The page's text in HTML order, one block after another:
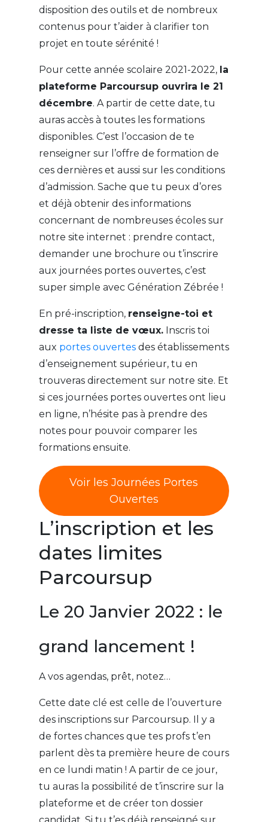
disposition des outils et de nombreux
contenus pour t’aider à clarifier ton
projet en toute sérénité !
Pour cette année scolaire 2021-2022, la
plateforme Parcoursup ouvrira le 21
décembre. A partir de cette date, tu
auras accès à toutes les formations
disponibles. C’est l’occasion de te
renseigner sur l’offre de formation de
ces dernières et aussi sur les conditions
d’admission. Sache que tu peux d’ores
et déjà obtenir des informations
concernant de nombreuses écoles sur
notre site internet : prendre contact,
demander une brochure ou t’inscrire
aux journées portes ouvertes, c’est
super simple avec Génération Zébrée !
En pré-inscription, renseigne-toi et
dresse ta liste de vœux.Inscris toi
aux portes ouvertes des établissements
d’enseignement supérieur, tu en
trouveras directement sur notre site. Et
si ces journées portes ouvertes ont lieu
en ligne, n’hésite pas à prendre des
notes pour pouvoir comparer les
formations ensuite.
Voir les Journées Portes
Ouvertes
L’inscription et les
dates limites
Parcoursup
Le 20 Janvier 2022 : le
grand lancement !
A vos agendas, prêt, notez…
Cette date clé est celle de l’ouverture
des inscriptions sur Parcoursup. Il y a
de fortes chances que tes profs t’en
parlent dès ta première heure de cours
en ce lundi matin ! A partir de ce jour,
tu auras la possibilité de t’inscrire sur la
plateforme et de créer ton dossier